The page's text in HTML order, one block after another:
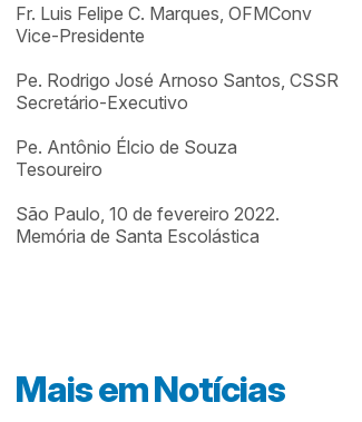
Fr. Luis Felipe C. Marques, OFMConv
Vice-Presidente
Pe. Rodrigo José Arnoso Santos, CSSR
Secretário-Executivo
Pe. Antônio Élcio de Souza
Tesoureiro
São Paulo, 10 de fevereiro 2022.
Memória de Santa Escolástica
Mais emNotícias